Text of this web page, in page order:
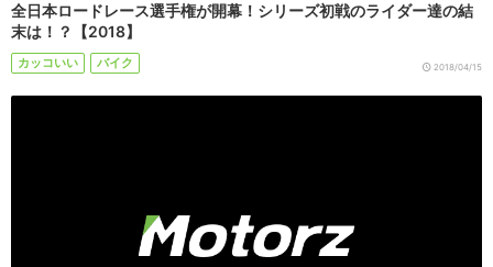
全日本ロードレース選手権が開幕！シリーズ初戦のライダー達の結
末は！？【2018】
カッコいい バイク 2018/04/15